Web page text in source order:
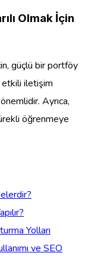
Olmak İçin
güçlü bir portföy
etkili iletişim
Ayrıca,
öğrenmeye
Yolları
ve SEO